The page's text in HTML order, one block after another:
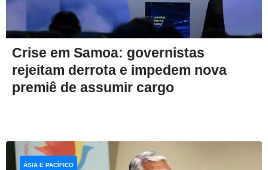
Crise em Samoa: governistas
rejeitam derrota e impedem nova
premiê de assumir cargo
ÁSIA E PACÍFICO